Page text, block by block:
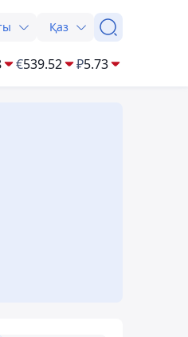
Қаз
€539.52 ₽5.73